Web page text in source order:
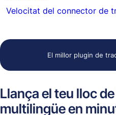
Velocitat del connector de
El millor plugin de
Llança el teu lloc
multilingüe en